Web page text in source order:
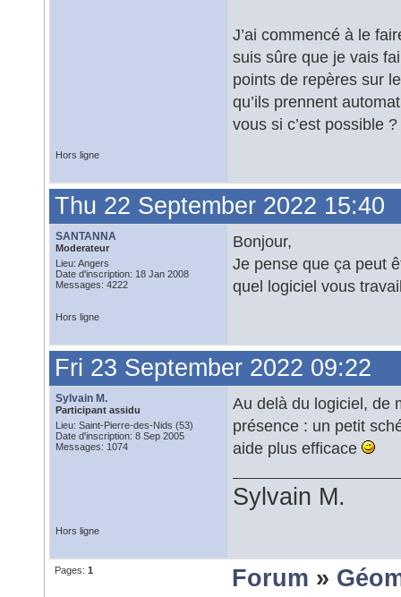
J’ai commencé à le
suis sûre que je vais
points de repères sur
qu’ils prennent
vous si c’est possible ?
Hors ligne
Thu 22 September 2022 15:40
SANTANNA
Moderateur
Lieu: Angers
Date d'inscription: 18 Jan 2008
Messages: 4222
Bonjour,
Je pense que ça peut
quel logiciel vous
Hors ligne
Fri 23 September 2022 09:22
Sylvain M.
Participant assidu
Lieu: Saint-Pierre-des-Nids (53)
Date d'inscription: 8 Sep 2005
Messages: 1074
Au delà du logiciel, de
présence : un petit
aide plus efficace
Sylvain M.
Hors ligne
Pages: 1 Forum »